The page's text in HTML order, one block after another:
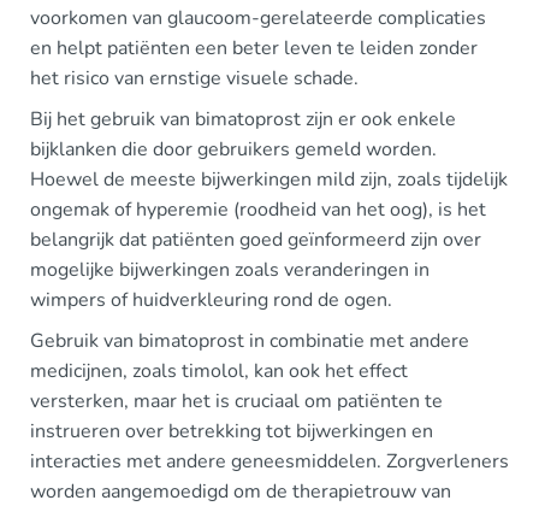
voorkomen van glaucoom-gerelateerde complicaties
en helpt patiënten een beter leven te leiden zonder
het risico van ernstige visuele schade.
Bij het gebruik van bimatoprost zijn er ook enkele
bijklanken die door gebruikers gemeld worden.
Hoewel de meeste bijwerkingen mild zijn, zoals tijdelijk
ongemak of hyperemie (roodheid van het oog), is het
belangrijk dat patiënten goed geïnformeerd zijn over
mogelijke bijwerkingen zoals veranderingen in
wimpers of huidverkleuring rond de ogen.
Gebruik van bimatoprost in combinatie met andere
medicijnen, zoals timolol, kan ook het effect
versterken, maar het is cruciaal om patiënten te
instrueren over betrekking tot bijwerkingen en
interacties met andere geneesmiddelen. Zorgverleners
worden aangemoedigd om de therapietrouw van